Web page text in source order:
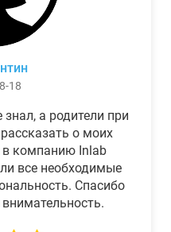
18
а родители при
о моих
в компанию Inlab
все необходимые
Спасибо